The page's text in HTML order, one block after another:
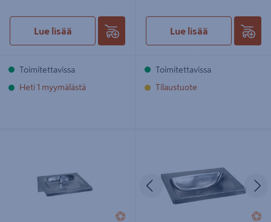
Lue lisää
Toimitettavissa
Heti 1 myymälästä
Lue lisää
Toimitettavissa
Tilaustuote
Edellinen